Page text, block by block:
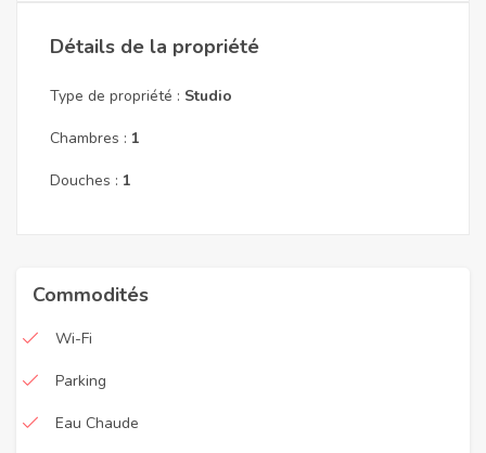
Détails de la propriété
Type de propriété : Studio
Chambres : 1
Douches : 1
Commodités
Wi-Fi
Parking
Eau Chaude